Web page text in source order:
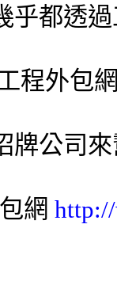
乎都透
程外包
牌公司
網